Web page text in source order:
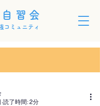
習会
コミュニティ
読了時間: 2分